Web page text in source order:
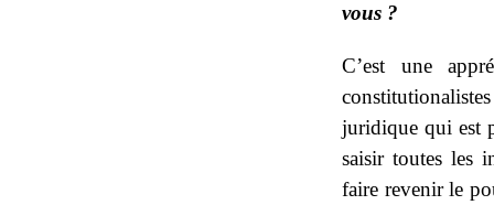
vous ?
C’est une
juridique qui est
saisir toutes les
faire revenir le